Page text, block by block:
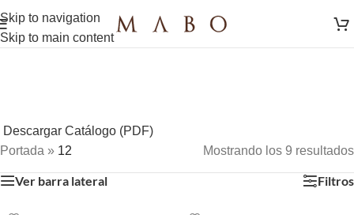
Skip to navigation
Skip to main content
Descargar Catálogo (PDF)
Portada » 12 Mostrando los 9 resultados
Ver barra lateral Filtros